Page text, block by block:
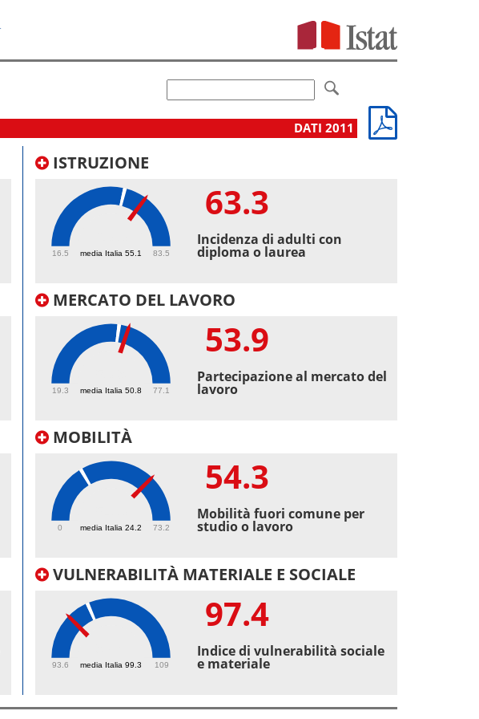
DATI 2011
ISTRUZIONE
media Italia 55.1
16.5 83.5
63.3
Incidenza di adulti con
diploma o laurea
MERCATO DEL LAVORO
media Italia 50.8
19.3 77.1
53.9
Partecipazione al mercato del
lavoro
MOBILITÀ
media Italia 24.2
0 73.2
54.3
Mobilità fuori comune per
studio o lavoro
VULNERABILITÀ MATERIALE E SOCIALE
media Italia 99.3
93.6 109
97.4
Indice di vulnerabilità sociale
e materiale